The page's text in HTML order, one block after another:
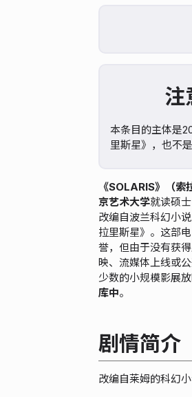
注
本条目的主体是
里斯星》，也不
《SOLARIS》（索
京艺术大学就读硕
改编自波兰科幻小
拉里斯星》。这部
誉，但由于没有获
映、流媒体上线或
少数的小规模影展
库中。
剧情简介
改编自莱姆的科幻